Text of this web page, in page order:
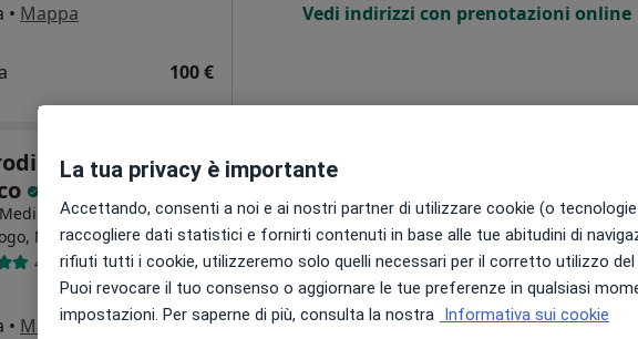
• Mappa
100 €
Vedi indirizzi con prenotazioni online
Neuropsicologo
4 recensioni
• Mappa
Oggi
Non ci sono agende disponibili!
Mostra profilo
La tua privacy è importante
Accettando, consenti a noi e ai nostri partner di utilizzare cookie (o
raccogliere dati statistici e fornirti contenuti in base alle tue abitudini di
rifiuti tutti i cookie, utilizzeremo solo quelli necessari per il corretto utilizzo
Puoi revocare il tuo consenso o aggiornare le tue preferenze in qualsiasi
impostazioni. Per saperne di più, consulta la nostra Informativa sui cookie